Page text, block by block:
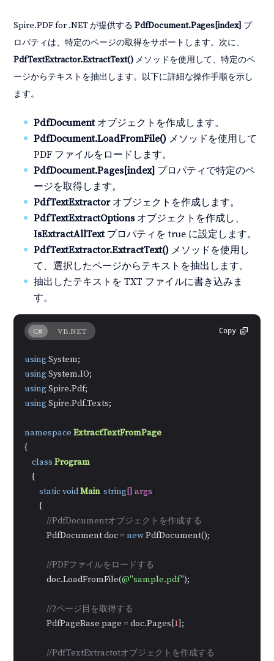
Spire.PDF for .NET が提供するPdfDocument.Pages[index] プ
ロパティは、特定のページの取得をサポートします。次に、
PdfTextExtractor.ExtractText() メソッドを使用して、特定のペ
ージからテキストを抽出します。以下に詳細な操作手順を示し
ます。
PdfDocumentオブジェクトを作成します。
PdfDocument.LoadFromFile() メソッドを使用して
PDF ファイルをロードします。
PdfDocument.Pages[index] プロパティで特定のペ
ージを取得します。
PdfTextExtractorオブジェクトを作成します。
PdfTextExtractOptionsオブジェクトを作成し、
IsExtractAllTextプロパティを true に設定します。
PdfTextExtractor.ExtractText() メソッドを使用し
て、選択したページからテキストを抽出します。
抽出したテキストを TXT ファイルに書き込みま
す。
C# VB.NET Copy
using
using
using
using Spire.Pdf.Texts;
namespace ExtractTextFromPage
{
class Program
    {
staticvoidMain(string[] args)
        {
//PdfDocumentオブジェクトを作成する
            PdfDocument doc =
new PdfDocument();
//PDFファイルをロードする
            doc.LoadFromFile(
@"sample.pdf");
//2ページ目を取得する
            PdfPageBase page = doc.Pages[
1];
//PdfTextExtractotオブジェクトを作成する